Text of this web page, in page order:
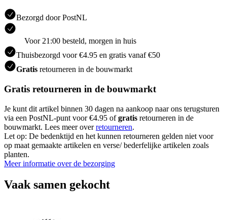
Bezorgd door PostNL
Voor 21:00 besteld, morgen in huis
Thuisbezorgd voor €4.95 en gratis vanaf €50
Gratis retourneren in de bouwmarkt
Gratis retourneren in de bouwmarkt
Je kunt dit artikel binnen 30 dagen na aankoop naar ons terugsturen
via een PostNL-punt voor €4.95 ofgratis retourneren in de
bouwmarkt. Lees meer overretourneren.
Let op: De bedenktijd en het kunnen retourneren gelden niet voor
op maat gemaakte artikelen en verse/ bederfelijke artikelen zoals
planten.
Meer informatie over de bezorging
Vaak samen gekocht